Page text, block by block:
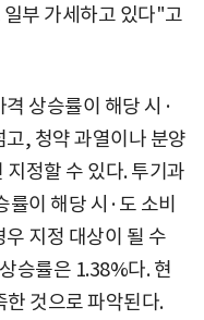
부 가세하고 있다"고
상승률이 해당 시·
, 청약 과열이나 분양
정할 수 있다. 투기과
이 해당 시·도 소비
지정 대상이 될 수
승률은 1.38%다. 현
한 것으로 파악된다.